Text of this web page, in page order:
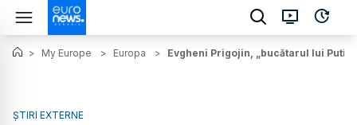
> My Europe > Europa > Evgheni Prigojin, „bucătarul lui
ȘTIRI EXTERNE